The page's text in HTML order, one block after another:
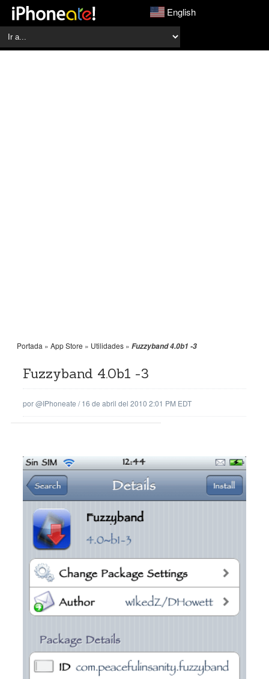
English
Portada » App Store » Utilidades » Fuzzyband 4.0b1 -3
Fuzzyband 4.0b1 -3
por@iPhoneate /16 de abril del 2010 2:01 PM EDT